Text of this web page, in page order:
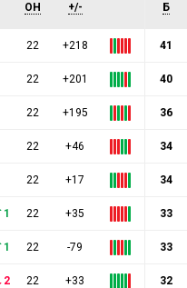
ОН +/- Б
22 +218 41
22 +201 40
22 +195 36
22 +46 34
22 +17 34
1 22 +35 33
1 22 -79 33
2 22 +33 32